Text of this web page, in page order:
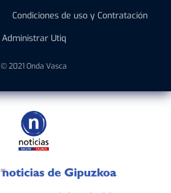
Condiciones de uso y Contratación
Administrar Utiq
© 2021 Onda Vasca